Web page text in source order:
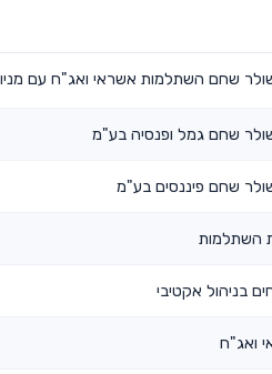
שחם השתלמות אשראי ואג"ח עם מניות (עד 25%
שחם גמל ופנסיה בע"מ
שחם פיננסים בע"מ
השתלמות
בניהול אקטיבי
ואג"ח